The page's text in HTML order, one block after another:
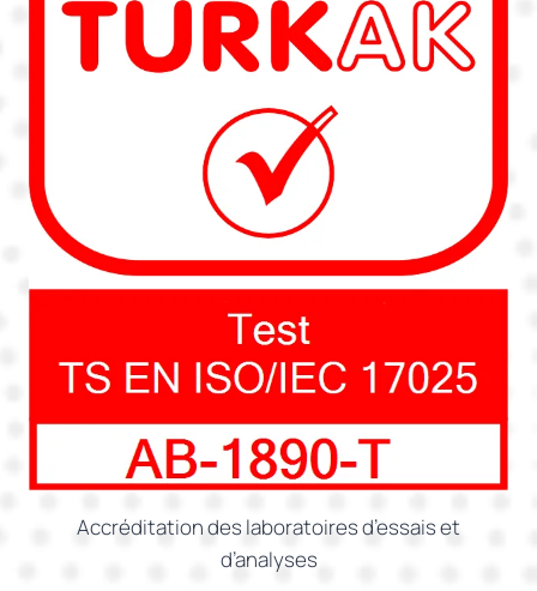
Accréditation des laboratoires d’essais et
d’analyses